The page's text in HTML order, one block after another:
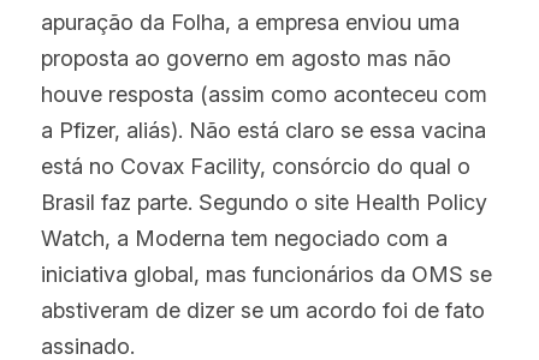
apuração da Folha, a empresa enviou uma
proposta ao governo em agosto mas não
houve resposta (assim como aconteceu com
a Pfizer, aliás). Não está claro se essa vacina
está no Covax Facility, consórcio do qual o
Brasil faz parte. Segundo o site Health Policy
Watch, a Moderna tem negociado com a
iniciativa global, mas funcionários da OMS se
abstiveram de dizer se um acordo foi de fato
assinado.